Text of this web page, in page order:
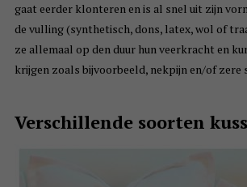
gaat eerder klonteren en is al snel uit zijn
de vulling (synthetisch, dons, latex, wol of
ze allemaal op den duur hun veerkracht en
krijgen zoals bijvoorbeeld, nekpijn en/of zere
Verschillende soorten